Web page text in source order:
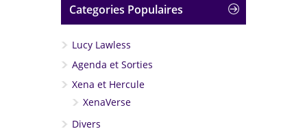
Categories Populaires
Lucy Lawless
Agenda et Sorties
Xena et Hercule
XenaVerse
Divers